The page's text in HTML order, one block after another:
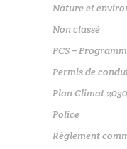
Nature et
Non classé
PCS –
Permis de
Plan Climat 2030
Police
Règlement